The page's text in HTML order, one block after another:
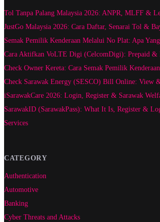
Tol Tanpa Palang Malaysia 2026: ANPR, MLFF &
JustGo Malaysia 2026: Cara Daftar, Senarai Tol &
Semak Pemilik Kenderaan Melalui No Plat: Apa
Cara Aktifkan VoLTE Digi (CelcomDigi): Prepaid &
Check Owner Kereta: Cara Semak Pemilik
Check Sarawak Energy (SESCO) Bill Online: View
iSarawakCare 2026: Login, Register & Sarawak
SarawakID (SarawakPass): What It Is, Register &
Services
CATEGORY
Authentication
Automotive
Banking
Cyber Threats and Attacks